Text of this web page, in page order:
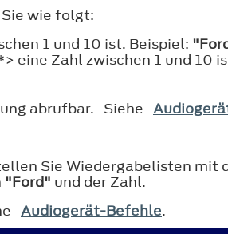
wie folgt:
1 und 10 ist. Beispiel:
eine Zahl zwischen 1 und 10
abrufbar. Siehe
Sie Wiedergabelisten mit
"Ford" und der Zahl.
Audiogerät-Befehle.